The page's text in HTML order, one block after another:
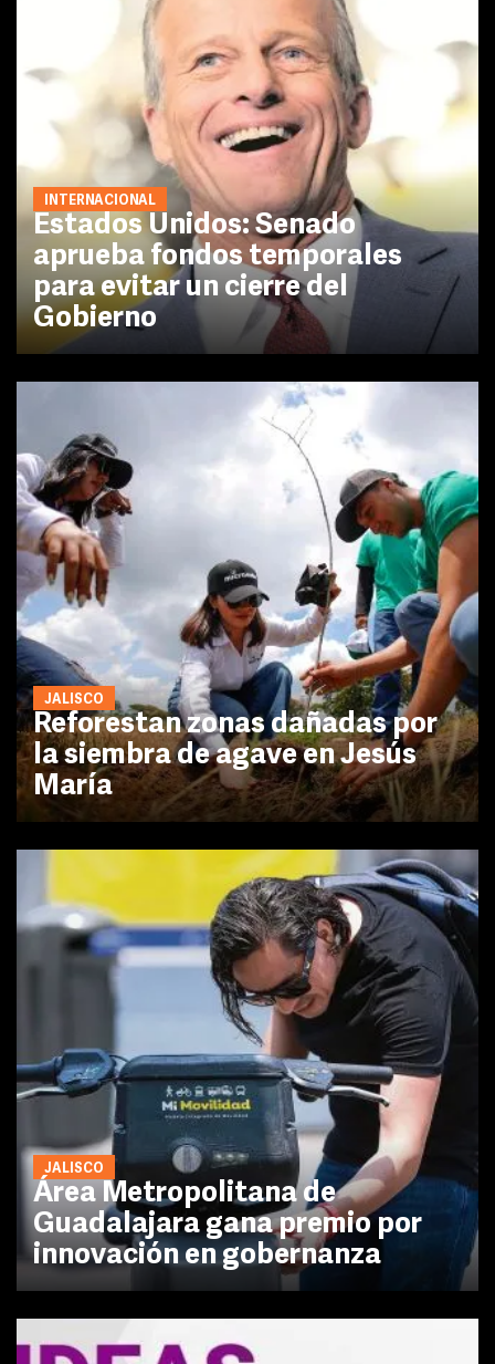
INTERNACIONAL
Estados Unidos: Senado
aprueba fondos temporales
para evitar un cierre del
Gobierno
JALISCO
Reforestan zonas dañadas por
la siembra de agave en Jesús
María
JALISCO
Área Metropolitana de
Guadalajara gana premio por
innovación en gobernanza